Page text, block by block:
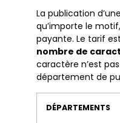
La publication
qu’importe le
payante. Le tarif
nombre de
caractère n’est
département de
DÉPARTEMENTS